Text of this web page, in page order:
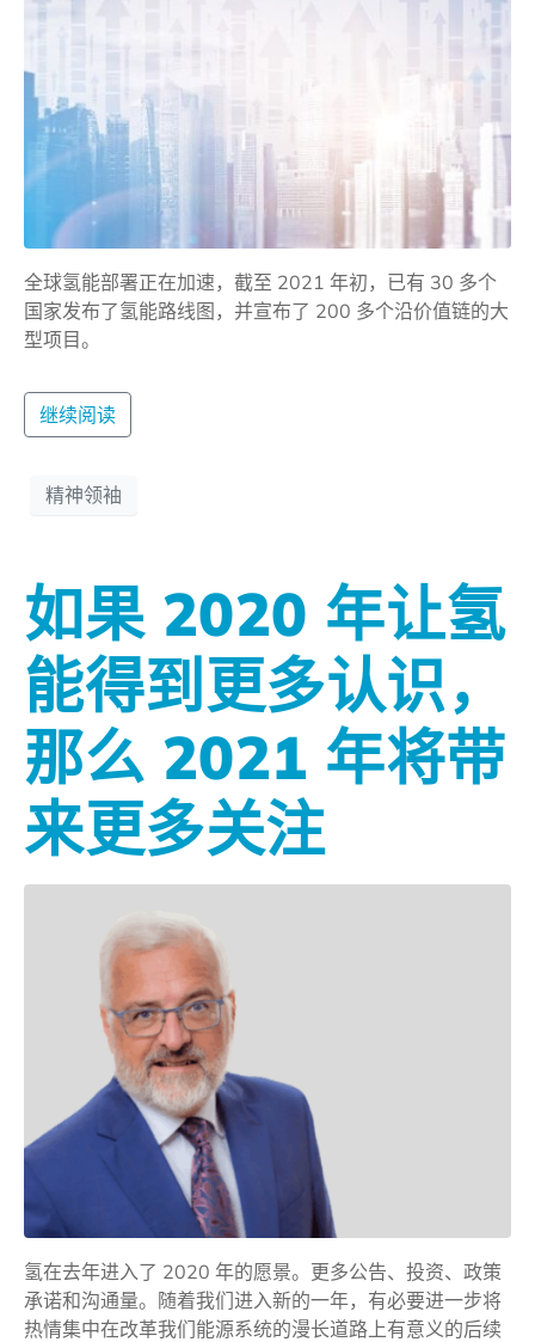
全球氢能部署正在加速，截至 2021 年初，已有 30 多个
国家发布了氢能路线图，并宣布了 200 多个沿价值链的大
型项目。
继续阅读
精神领袖
如果 2020 年让氢
能得到更多认识，
那么 2021 年将带
来更多关注
氢在去年进入了 2020 年的愿景。更多公告、投资、政策
承诺和沟通量。随着我们进入新的一年，有必要进一步将
热情集中在改革我们能源系统的漫长道路上有意义的后续